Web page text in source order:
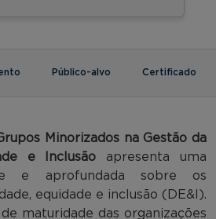
Público-alvo Certificado
Minorizados na Gestão da
e Inclusão apresenta uma
e aprofundada sobre os
equidade e inclusão (DE&I).
maturidade das organizações